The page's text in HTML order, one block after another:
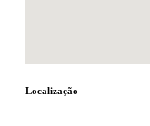
Localização